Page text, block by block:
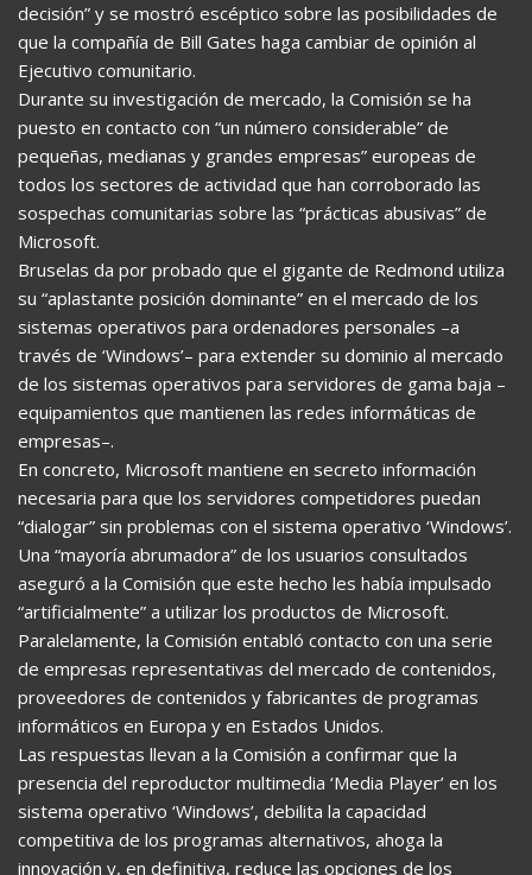
decisión” y se mostró escéptico sobre las posibilidades de
que la compañía de Bill Gates haga cambiar de opinión al
Ejecutivo comunitario.
Durante su investigación de mercado, la Comisión se ha
puesto en contacto con “un número considerable” de
pequeñas, medianas y grandes empresas” europeas de
todos los sectores de actividad que han corroborado las
sospechas comunitarias sobre las “prácticas abusivas” de
Microsoft.
Bruselas da por probado que el gigante de Redmond utiliza
su “aplastante posición dominante” en el mercado de los
sistemas operativos para ordenadores personales –a
través de ‘Windows’– para extender su dominio al mercado
de los sistemas operativos para servidores de gama baja –
equipamientos que mantienen las redes informáticas de
empresas–.
En concreto, Microsoft mantiene en secreto información
necesaria para que los servidores competidores puedan
“dialogar” sin problemas con el sistema operativo ‘Windows’.
Una “mayoría abrumadora” de los usuarios consultados
aseguró a la Comisión que este hecho les había impulsado
“artificialmente” a utilizar los productos de Microsoft.
Paralelamente, la Comisión entabló contacto con una serie
de empresas representativas del mercado de contenidos,
proveedores de contenidos y fabricantes de programas
informáticos en Europa y en Estados Unidos.
Las respuestas llevan a la Comisión a confirmar que la
presencia del reproductor multimedia ‘Media Player’ en los
sistema operativo ‘Windows’, debilita la capacidad
competitiva de los programas alternativos, ahoga la
innovación y, en definitiva, reduce las opciones de los